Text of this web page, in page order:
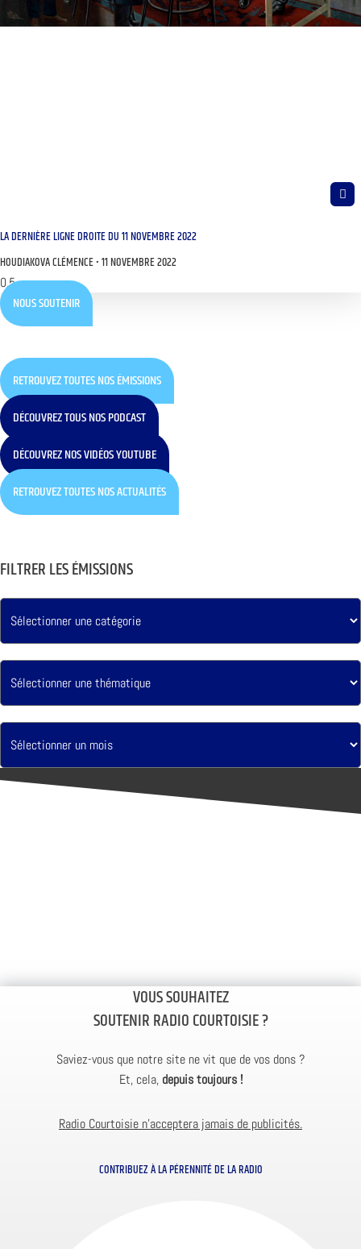
LA DERNIÈRE LIGNE DROITE DU 11 NOVEMBRE 2022
HOUDIAKOVA CLÉMENCE 11 NOVEMBRE 2022
NOUS SOUTENIR
RETROUVEZ TOUTES NOS ÉMISSIONS
DÉCOUVREZ TOUS NOS PODCAST
DÉCOUVREZ NOS VIDÉOS YOUTUBE
RETROUVEZ TOUTES NOS ACTUALITÉS
FILTRER LES ÉMISSIONS
VOUS SOUHAITEZ
SOUTENIR RADIO COURTOISIE ?
Saviez-vous que notre site ne vit que de vos dons ?
Et, cela, depuis toujours !
Radio Courtoisie n’acceptera jamais de publicités.
CONTRIBUEZ À LA PÉRENNITÉ DE LA RADIO